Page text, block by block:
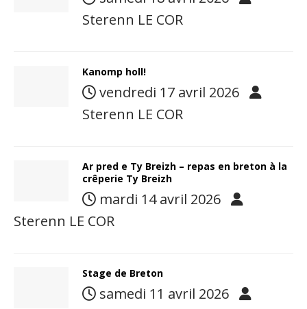
Sterenn LE COR
Kanomp holl!
vendredi 17 avril 2026
Sterenn LE COR
Ar pred e Ty Breizh – repas en breton à la
crêperie Ty Breizh
mardi 14 avril 2026
Sterenn LE COR
Stage de Breton
samedi 11 avril 2026